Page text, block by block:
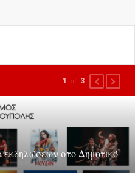
στο Δημοτικό
1 of 3 PREVIOUS
NEXT